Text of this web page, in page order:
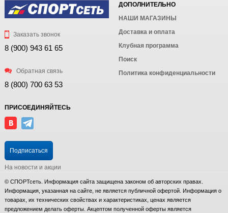
Заказать звонок
8 (900) 943 61 65
Обратная связь
8 (800) 700 63 53
ДОПОЛНИТЕЛЬНО
НАШИ МАГАЗИНЫ
Доставка и оплата
Клубная программа
Поиск
Политика конфиденциальности
ПРИСОЕДИНЯЙТЕСЬ
Подписаться
На новости и акции
© СПОРТсеть. Информация сайта защищена законом об авторских правах.
Информация, указанная на сайте, не является публичной офертой. Информация о
товарах, их технических свойствах и характеристиках, ценах является
предложением делать оферты. Акцептом полученной оферты является